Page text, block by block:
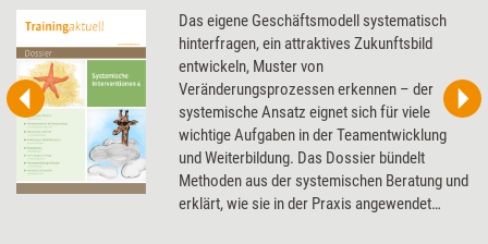
Das eigene Geschäftsmodell systematisch
hinterfragen, ein attraktives Zukunftsbild
entwickeln, Muster von
Veränderungsprozessen erkennen – der
systemische Ansatz eignet sich für viele
wichtige Aufgaben in der Teamentwicklung
und Weiterbildung. Das Dossier bündelt
Methoden aus der systemischen Beratung und
erklärt, wie sie in der Praxis angewendet